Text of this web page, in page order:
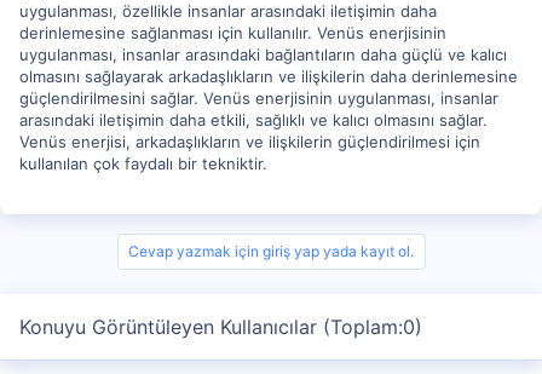
uygulanması, özellikle insanlar arasındaki iletişimin daha
derinlemesine sağlanması için kullanılır. Venüs enerjisinin
uygulanması, insanlar arasındaki bağlantıların daha güçlü ve kalıcı
olmasını sağlayarak arkadaşlıkların ve ilişkilerin daha derinlemesine
güçlendirilmesini sağlar. Venüs enerjisinin uygulanması, insanlar
arasındaki iletişimin daha etkili, sağlıklı ve kalıcı olmasını sağlar.
Venüs enerjisi, arkadaşlıkların ve ilişkilerin güçlendirilmesi için
kullanılan çok faydalı bir tekniktir.
Cevap yazmak için giriş yap yada kayıt ol.
Konuyu Görüntüleyen Kullanıcılar (Toplam:0)